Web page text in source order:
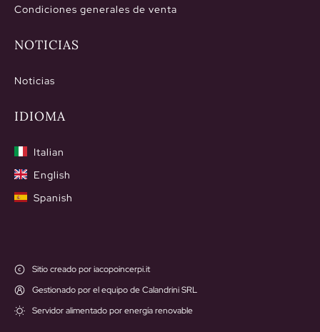
Condiciones generales de venta
NOTICIAS
Noticias
IDIOMA
Italian
English
Spanish
Sitio creado por iacopoincerpi.it
Gestionado por el equipo de Calandrini SRL
Servidor alimentado por energía renovable